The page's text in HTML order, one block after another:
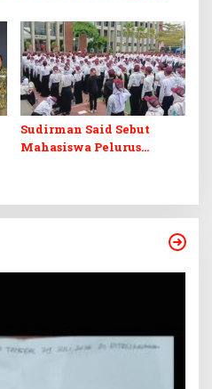
Pers
Sudirman Said Sebut
Mahasiswa Pelurus